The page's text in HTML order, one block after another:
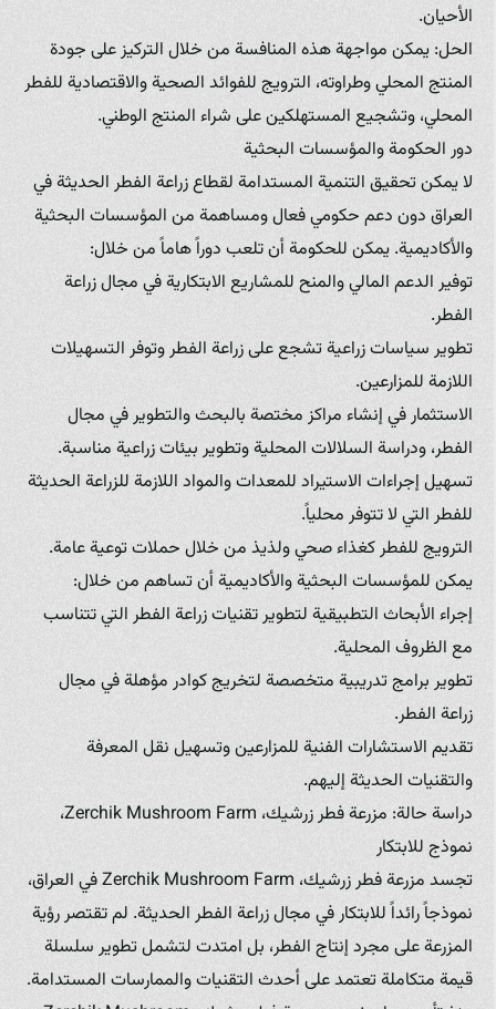
الأحيان.
الحل: يمكن مواجهة هذه المنافسة من خلال التركيز على جودة
المنتج المحلي وطراوته، الترويج للفوائد الصحية والاقتصادية للفطر
المحلي، وتشجيع المستهلكين على شراء المنتج الوطني.
دور الحكومة والمؤسسات البحثية
لا يمكن تحقيق التنمية المستدامة لقطاع زراعة الفطر الحديثة في
العراق دون دعم حكومي فعال ومساهمة من المؤسسات البحثية
والأكاديمية. يمكن للحكومة أن تلعب دوراً هاماً من خلال:
توفير الدعم المالي والمنح للمشاريع الابتكارية في مجال زراعة
الفطر.
تطوير سياسات زراعية تشجع على زراعة الفطر وتوفر التسهيلات
اللازمة للمزارعين.
الاستثمار في إنشاء مراكز مختصة بالبحث والتطوير في مجال
الفطر، ودراسة السلالات المحلية وتطوير بيئات زراعية مناسبة.
تسهيل إجراءات الاستيراد للمعدات والمواد اللازمة للزراعة الحديثة
للفطر التي لا تتوفر محلياً.
الترويج للفطر كغذاء صحي ولذيذ من خلال حملات توعية عامة.
يمكن للمؤسسات البحثية والأكاديمية أن تساهم من خلال:
إجراء الأبحاث التطبيقية لتطوير تقنيات زراعة الفطر التي تتناسب
مع الظروف المحلية.
تطوير برامج تدريبية متخصصة لتخريج كوادر مؤهلة في مجال
زراعة الفطر.
تقديم الاستشارات الفنية للمزارعين وتسهيل نقل المعرفة
والتقنيات الحديثة إليهم.
دراسة حالة: مزرعة فطر زرشيك، Zerchik Mushroom Farm،
نموذج للابتكار
تجسد مزرعة فطر زرشيك، Zerchik Mushroom Farm في العراق،
نموذجاً رائداً للابتكار في مجال زراعة الفطر الحديثة. لم تقتصر رؤية
المزرعة على مجرد إنتاج الفطر، بل امتدت لتشمل تطوير سلسلة
قيمة متكاملة تعتمد على أحدث التقنيات والممارسات المستدامة.